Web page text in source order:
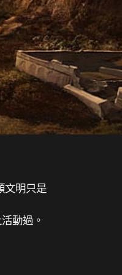
文明只是
動過。